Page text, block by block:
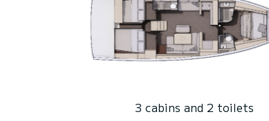
3 cabins and 2 toilets